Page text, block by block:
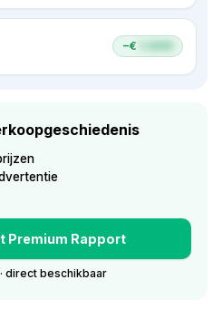
−€
Premium Rapport
direct beschikbaar